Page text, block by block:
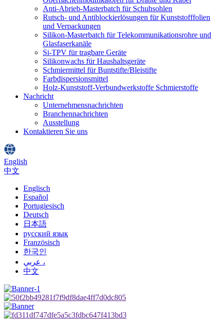
Anti-Abrieb-Masterbatch für Schuhsohlen
Rutsch- und Antiblockierlösungen für Kunststofffolien
und Verpackungen
Silikon-Masterbatch für Telekommunikationsrohre und
Glasfaserkanäle
Si-TPV für tragbare Geräte
Silikonwachs für Haushaltsgeräte
Schmiermittel für Buntstifte/Bleistifte
Farbdispersionsmittel
Holz-Kunststoff-Verbundwerkstoffe Schmierstoffe
Nachricht
Unternehmensnachrichten
Branchennachrichten
Ausstellung
Kontaktieren Sie uns
English
中文
Englisch
Español
Portugiesisch
Deutsch
日本語
русский язык
Französisch
한국인
عربي ،
中文